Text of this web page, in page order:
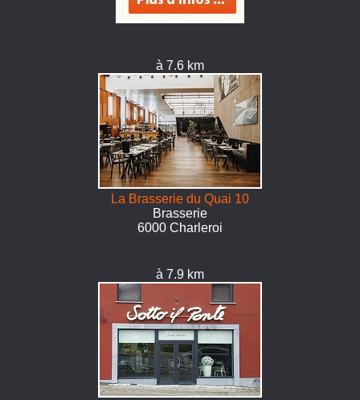
à 7.6 km
La Brasserie du Quai 10
Brasserie
6000 Charleroi
à 7.9 km